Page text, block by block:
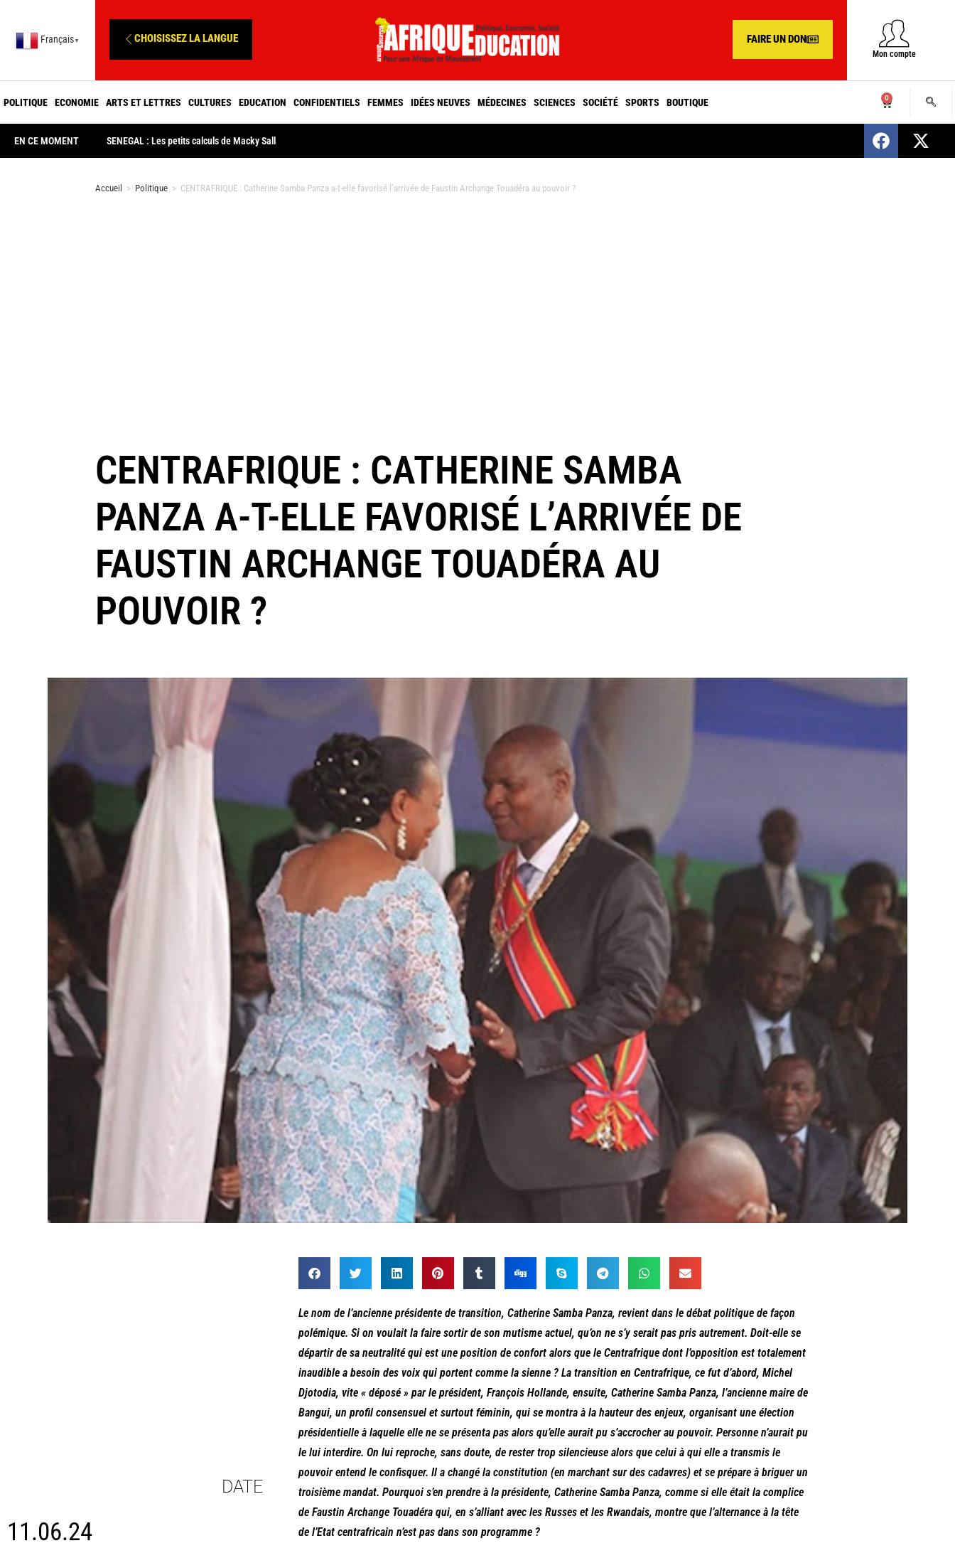
Français ▼ CHOISISSEZ LA LANGUE FAIRE UN DON
Mon compte
POLITIQUE ECONOMIE ARTS ET LETTRES CULTURES EDUCATION CONFIDENTIELS FEMMES IDÉES NEUVES MÉDECINES SCIENCES SOCIÉTÉ SPORTS BOUTIQUE 0
EN CE MOMENT SENEGAL : Les petits calculs de Macky Sall SENEGAL : Nomination d’un nouveau
Accueil > Politique > CENTRAFRIQUE : Catherine Samba Panza a-t-elle favorisé l’arrivée de Faustin Archange Touadéra au pouvoir ?
CENTRAFRIQUE : CATHERINE SAMBA
PANZA A-T-ELLE FAVORISÉ L’ARRIVÉE DE
FAUSTIN ARCHANGE TOUADÉRA AU
POUVOIR ?
DATE
11.06.24
Le nom de l’ancienne présidente de transition, Catherine Samba Panza, revient dans le débat politique de façon
polémique. Si on voulait la faire sortir de son mutisme actuel, qu’on ne s’y serait pas pris autrement. Doit-elle se
départir de sa neutralité qui est une position de confort alors que le Centrafrique dont l’opposition est totalement
inaudible a besoin des voix qui portent comme la sienne ? La transition en Centrafrique, ce fut d’abord, Michel
Djotodia, vite « déposé » par le président, François Hollande, ensuite, Catherine Samba Panza, l’ancienne maire de
Bangui, un profil consensuel et surtout féminin, qui se montra à la hauteur des enjeux, organisant une élection
présidentielle à laquelle elle ne se présenta pas alors qu’elle aurait pu s’accrocher au pouvoir. Personne n’aurait pu
le lui interdire. On lui reproche, sans doute, de rester trop silencieuse alors que celui à qui elle a transmis le
pouvoir entend le confisquer. Il a changé la constitution (en marchant sur des cadavres) et se prépare à briguer un
troisième mandat. Pourquoi s’en prendre à la présidente, Catherine Samba Panza, comme si elle était la complice
de Faustin Archange Touadéra qui, en s’alliant avec les Russes et les Rwandais, montre que l’alternance à la tête
de l’Etat centrafricain n’est pas dans son programme ?